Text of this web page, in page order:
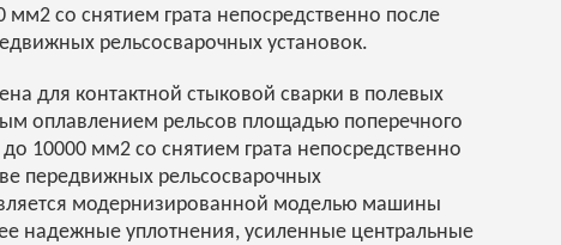
со снятием грата непосредственно после
рельсосварочных установок.
для контактной стыковой сварки в полевых
оплавлением рельсов площадью поперечного
10000 мм2 со снятием грата непосредственно
передвижных рельсосварочных
модернизированной моделью машины
надежные уплотнения, усиленные центральные